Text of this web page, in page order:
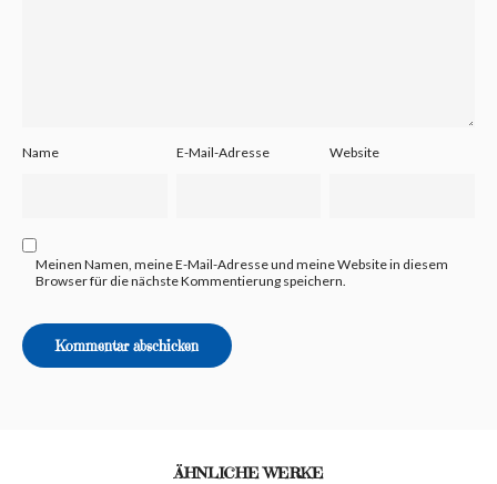
Name E-Mail-Adresse Website
Meinen Namen, meine E-Mail-Adresse und meine Website in diesem
Browser für die nächste Kommentierung speichern.
ÄHNLICHE WERKE